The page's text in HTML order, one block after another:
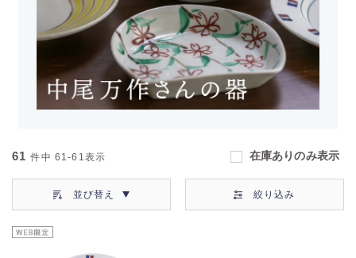
61 件中 61-61表示 在庫ありのみ表示
並び替え 絞り込み